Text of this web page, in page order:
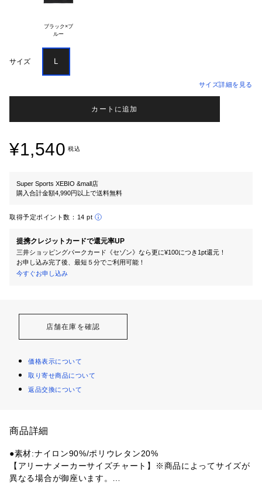
ブラック×ブ
サイズ Ｌ
サイズ詳細を見る
カートに追加
¥1,540 税込
Super Sports XEBIO &mall店
購入合計金額4,990円以上で送料無料
取得予定ポイント数： 14 pt
提携クレジットカードで還元率UP
三井ショッピングパークカード《セゾン》なら更に¥100につき1pt還元！
お申し込み完了後、最短５分でご利用可能！
今すぐお申し込み
店舗在庫を確認
価格表示について
取り寄せ商品について
返品交換について
商品詳細
●素材:ナイロン90%/ポリウレタン20%
【アリーナメーカーサイズチャート】※商品によってサイズが
異なる場合が御座います。